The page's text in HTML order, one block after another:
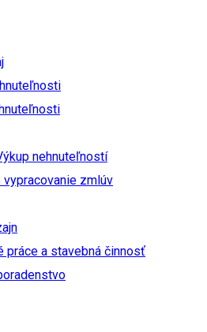
nehnuteľností
zmlúv
práce a stavebná činnosť